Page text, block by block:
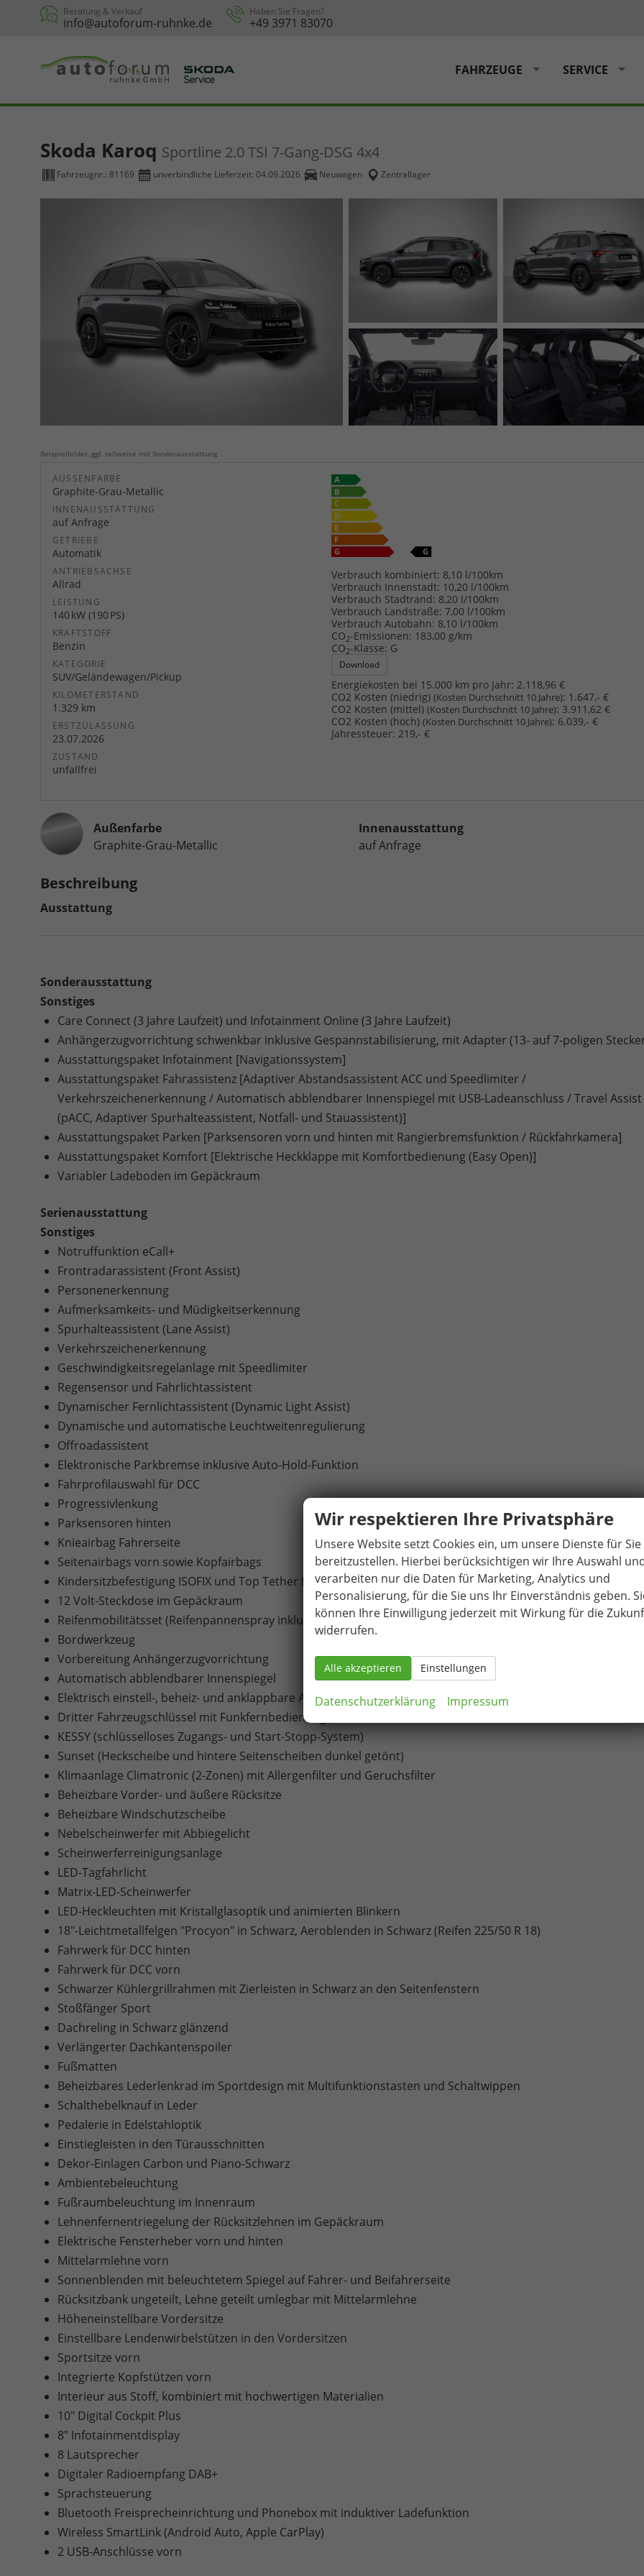
Beratung & Verkauf
info@autoforum-ruhnke.de
Haben Sie Fragen?
+49 3971 83070
FAHRZEUGE SERVICE
Skoda Karoq Sportline 2.0 TSI 7-Gang-DSG 4x4
Fahrzeugnr.: 81169 unverbindliche Lieferzeit: 04.09.2026 Neuwagen Zentrallager
Beispielbilder, ggf. teilweise mit Sonderausstattung
AUSSENFARBE
Graphite-Grau-Metallic
INNENAUSSTATTUNG
auf Anfrage
GETRIEBE
Automatik
ANTRIEBSACHSE
Allrad
LEISTUNG
140 kW (190 PS)
KRAFTSTOFF
Benzin
KATEGORIE
SUV/Geländewagen/Pickup
KILOMETERSTAND
1.329 km
ERSTZULASSUNG
23.07.2026
ZUSTAND
unfallfrei
Verbrauch kombiniert: 8,10 l/100km
Verbrauch Innenstadt: 10,20 l/100km
Verbrauch Stadtrand: 8,20 l/100km
Verbrauch Landstraße: 7,00 l/100km
Verbrauch Autobahn: 8,10 l/100km
CO2-Emissionen: 183,00 g/km
CO2-Klasse: G
Download
Energiekosten bei 15.000 km pro Jahr: 2.118,96 €
CO2 Kosten (niedrig) (Kosten Durchschnitt 10 Jahre): 1.647,- €
CO2 Kosten (mittel) (Kosten Durchschnitt 10 Jahre): 3.911,62 €
CO2 Kosten (hoch) (Kosten Durchschnitt 10 Jahre): 6.039,- €
Jahressteuer: 219,- €
Außenfarbe
Graphite-Grau-Metallic
Innenausstattung
auf Anfrage
Beschreibung
Ausstattung
Sonderausstattung
Sonstiges
Care Connect (3 Jahre Laufzeit) und Infotainment Online (3 Jahre Laufzeit)
Anhängerzugvorrichtung schwenkbar inklusive Gespannstabilisierung, mit Adapter (13- auf 7-poligen
Ausstattungspaket Infotainment [Navigationssystem]
Ausstattungspaket Fahrassistenz [Adaptiver Abstandsassistent ACC und Speedlimiter /
Verkehrszeichenerkennung / Automatisch abblendbarer Innenspiegel mit USB-Ladeanschluss / Travel Assist
(pACC, Adaptiver Spurhalteassistent, Notfall- und Stauassistent)]
Ausstattungspaket Parken [Parksensoren vorn und hinten mit Rangierbremsfunktion / Rückfahrkamera]
Ausstattungspaket Komfort [Elektrische Heckklappe mit Komfortbedienung (Easy Open)]
Variabler Ladeboden im Gepäckraum
Serienausstattung
Sonstiges
Notruffunktion eCall+
Frontradarassistent (Front Assist)
Personenerkennung
Aufmerksamkeits- und Müdigkeitserkennung
Spurhalteassistent (Lane Assist)
Verkehrszeichenerkennung
Geschwindigkeitsregelanlage mit Speedlimiter
Regensensor und Fahrlichtassistent
Dynamischer Fernlichtassistent (Dynamic Light Assist)
Dynamische und automatische Leuchtweitenregulierung
Offroadassistent
Elektronische Parkbremse inklusive Auto-Hold-Funktion
Fahrprofilauswahl für DCC
Progressivlenkung
Parksensoren hinten
Knieairbag Fahrerseite
Seitenairbags vorn sowie Kopfairbags
Kindersitzbefestigung ISOFIX und Top Tether für die äußeren Fondsitze
12 Volt-Steckdose im Gepäckraum
Reifenmobilitätsset (Reifenpannenspray inklusive Kompressor)
Bordwerkzeug
Vorbereitung Anhängerzugvorrichtung
Automatisch abblendbarer Innenspiegel
Elektrisch einstell-, beheiz- und anklappbare Außenspiegel mit automatischer Abblendung (Fahrerseite)
Dritter Fahrzeugschlüssel mit Funkfernbedienung
KESSY (schlüsselloses Zugangs- und Start-Stopp-System)
Sunset (Heckscheibe und hintere Seitenscheiben dunkel getönt)
Klimaanlage Climatronic (2-Zonen) mit Allergenfilter und Geruchsfilter
Beheizbare Vorder- und äußere Rücksitze
Beheizbare Windschutzscheibe
Nebelscheinwerfer mit Abbiegelicht
Scheinwerferreinigungsanlage
LED-Tagfahrlicht
Matrix-LED-Scheinwerfer
LED-Heckleuchten mit Kristallglasoptik und animierten Blinkern
18"-Leichtmetallfelgen "Procyon" in Schwarz, Aeroblenden in Schwarz (Reifen 225/50 R 18)
Fahrwerk für DCC hinten
Fahrwerk für DCC vorn
Schwarzer Kühlergrillrahmen mit Zierleisten in Schwarz an den Seitenfenstern
Stoßfänger Sport
Dachreling in Schwarz glänzend
Verlängerter Dachkantenspoiler
Fußmatten
Beheizbares Lederlenkrad im Sportdesign mit Multifunktionstasten und Schaltwippen
Schalthebelknauf in Leder
Pedalerie in Edelstahloptik
Einstiegleisten in den Türausschnitten
Dekor-Einlagen Carbon und Piano-Schwarz
Ambientebeleuchtung
Fußraumbeleuchtung im Innenraum
Lehnenfernentriegelung der Rücksitzlehnen im Gepäckraum
Elektrische Fensterheber vorn und hinten
Mittelarmlehne vorn
Sonnenblenden mit beleuchtetem Spiegel auf Fahrer- und Beifahrerseite
Rücksitzbank ungeteilt, Lehne geteilt umlegbar mit Mittelarmlehne
Höheneinstellbare Vordersitze
Einstellbare Lendenwirbelstützen in den Vordersitzen
Sportsitze vorn
Integrierte Kopfstützen vorn
Interieur aus Stoff, kombiniert mit hochwertigen Materialien
10" Digital Cockpit Plus
8" Infotainmentdisplay
8 Lautsprecher
Digitaler Radioempfang DAB+
Sprachsteuerung
Bluetooth Freisprecheinrichtung und Phonebox mit induktiver Ladefunktion
Wireless SmartLink (Android Auto, Apple CarPlay)
2 USB-Anschlüsse vorn
Wir respektieren Ihre Privatsphäre
Unsere Website setzt Cookies ein, um unsere Dienste für Sie
bereitzustellen. Hierbei berücksichtigen wir Ihre Auswahl
verarbeiten nur die Daten für Marketing, Analytics und
Personalisierung, für die Sie uns Ihr Einverständnis geben.
können Ihre Einwilligung jederzeit mit Wirkung für die
widerrufen.
Alle akzeptieren Einstellungen
Datenschutzerklärung Impressum